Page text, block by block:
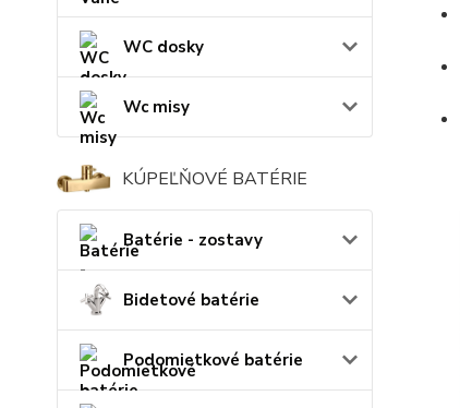
WC dosky
Wc misy
KÚPEĽŇOVÉ BATÉRIE
Batérie - zostavy
Bidetové batérie
Podomietkové batérie